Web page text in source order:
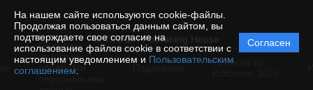
На нашем сайте используются cookie-файлы.
Продолжая пользоваться данным сайтом, вы
подтверждаете свое согласие на
использование файлов cookie в соответствии с
настоящим уведомлением и Пользовательским
соглашением
Согласен
© TIRAZH Publishing House
Политика
защиты и
обработки
Powered by